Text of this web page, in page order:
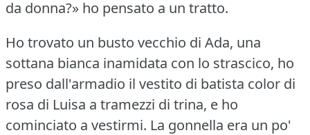
da donna?» ho pensato a un tratto.
Ho trovato un busto vecchio di Ada, una
sottana bianca inamidata con lo strascico, ho
preso dall'armadio il vestito di batista color di
rosa di Luisa a tramezzi di trina, e ho
cominciato a vestirmi. La gonnella era un po'